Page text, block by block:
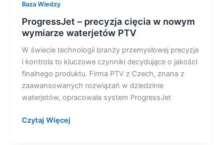
Baza Wiedzy
ProgressJet – precyzja cięcia w nowym
wymiarze waterjetów PTV
W świecie technologii branży przemysłowej precyzja
i kontrola to kluczowe czynniki decydujące o jakości
finalnego produktu. Firma PTV z Czech, znana z
zaawansowanych rozwiązań w dziedzinie
waterjetów, opracowała system ProgressJet
Czytaj Więcej